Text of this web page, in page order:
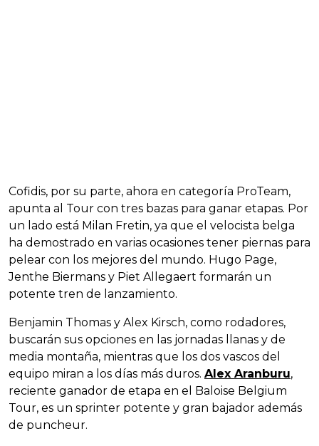
Cofidis, por su parte, ahora en categoría ProTeam,
apunta al Tour con tres bazas para ganar etapas. Por
un lado está Milan Fretin, ya que el velocista belga
ha demostrado en varias ocasiones tener piernas para
pelear con los mejores del mundo. Hugo Page,
Jenthe Biermans y Piet Allegaert formarán un
potente tren de lanzamiento.
Benjamin Thomas y Alex Kirsch, como rodadores,
buscarán sus opciones en las jornadas llanas y de
media montaña, mientras que los dos vascos del
equipo miran a los días más duros. Alex Aranburu,
reciente ganador de etapa en el Baloise Belgium
Tour, es un sprinter potente y gran bajador además
de puncheur.